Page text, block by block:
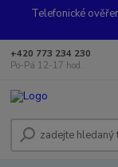
Telefonické
+420 773 234 230
Po-Pá 12-17 hod.